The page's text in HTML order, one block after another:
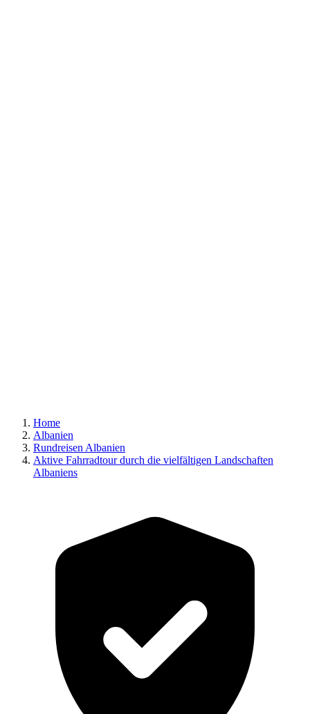
Home
Albanien
Rundreisen Albanien
Aktive Fahrradtour durch die vielfältigen Landschaften
Albaniens